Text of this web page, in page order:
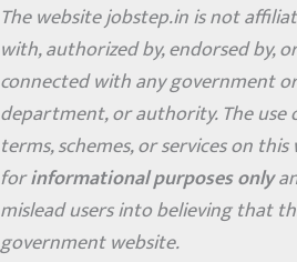
The website jobstep.in is not
with, authorized by, endorsed by,
connected with any government
department, or authority. The
terms, schemes, or services on
forinformational purposes only
mislead users into believing that
government website.